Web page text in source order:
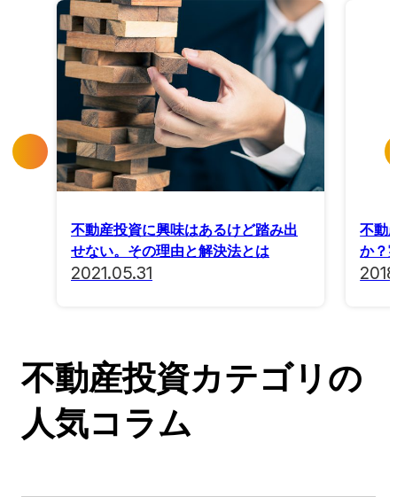
不動産投資に興味はあるけど踏み出
せない。その理由と解決法とは
2021.05.31
不動
か？
不動産投資カテゴリの
人気コラム